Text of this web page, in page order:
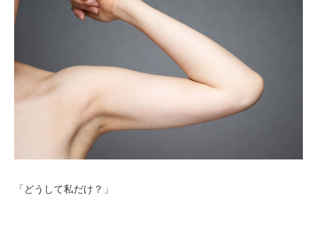
お客様の声（50代以上）
お客様の声（男性）
「どうして私だけ？」